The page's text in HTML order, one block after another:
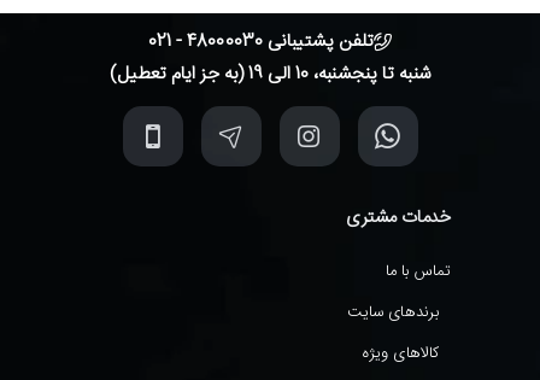
تلفن پشتیبانی 48000030 - 021
شنبه تا پنجشنبه، 10 الی 19 (به جز ایام تعطیل)
خدمات مشتری
تماس با ما
برندهای سایت
کالاهای ویژه